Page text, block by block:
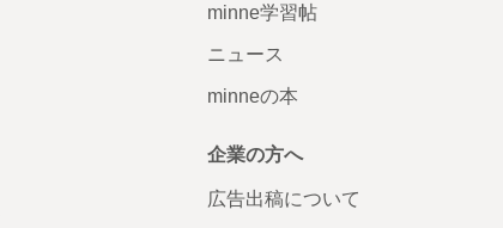
minne学習帖
ニュース
minneの本
企業の方へ
広告出稿について